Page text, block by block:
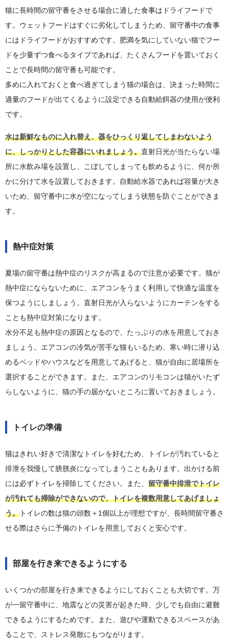
猫に長時間の留守番をさせる場合に適した食事はドライフードで
す。ウェットフードはすぐに劣化してしまうため、留守番中の食事
にはドライフードがおすすめです。肥満を気にしていない猫でフー
ドを少量ずつ食べるタイプであれば、たくさんフードを置いておく
ことで長時間の留守番も可能です。
多めに入れておくと食べ過ぎてしまう猫の場合は、決まった時間に
適量のフードが出てくるように設定できる自動給餌器の使用が便利
です。
水は新鮮なものに入れ替え、器をひっくり返してしまわないよう
に、しっかりとした容器にいれましょう。直射日光が当たらない場
所に水飲み場を設置し、こぼしてしまっても飲めるように、何か所
かに分けて水を設置しておきます。自動給水器であれば容量が大き
いため、留守番中に水が空になってしまう状態を防ぐことができま
す。
熱中症対策
夏場の留守番は熱中症のリスクが高まるので注意が必要です。猫が
熱中症にならないために、エアコンをうまく利用して快適な温度を
保つようにしましょう。直射日光が入らないようにカーテンをする
ことも熱中症対策になります。
水分不足も熱中症の原因となるので、たっぷりの水を用意しておき
ましょう。エアコンの冷気が苦手な猫もいるため、寒い時に潜り込
めるベッドやハウスなどを用意してあげると、猫が自由に居場所を
選択することができます。また、エアコンのリモコンは猫がいたず
らしないように、猫の手の届かないところに置いておきましょう。
トイレの準備
猫はきれい好きで清潔なトイレを好むため、トイレが汚れていると
排泄を我慢して膀胱炎になってしまうこともあります。出かける前
には必ずトイレを掃除してください。また、 留守番中排泄でトイレ
が汚れても掃除ができないので、トイレを複数用意してあげましょ
う。 トイレの数は猫の頭数＋1個以上が理想ですが、長時間留守番さ
せる際はさらに予備のトイレを用意しておくと安心です。
部屋を行き来できるようにする
いくつかの部屋を行き来できるようにしておくことも大切です。万
が一留守番中に、地震などの災害が起きた時、少しでも自由に避難
できるようにするためです。また、遊びや運動できるスペースがあ
ることで、ストレス発散にもつながります。